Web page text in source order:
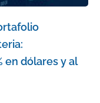
en dólares y al